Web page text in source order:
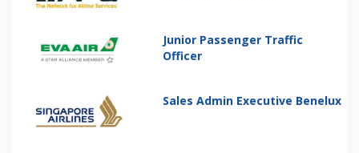
Junior Passenger Traffic
Officer
Sales Admin Executive Benelux